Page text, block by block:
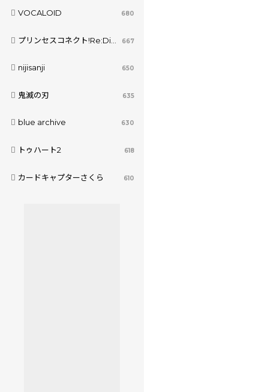
VOCALOID 680
プリンセスコネクト!Re:Dive 667
nijisanji 650
鬼滅の刃 635
blue archive 630
トゥハート2 618
カードキャプターさくら 610